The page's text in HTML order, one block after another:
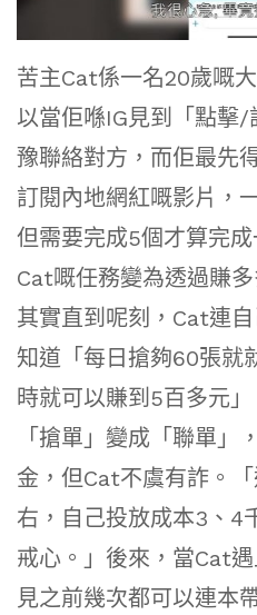
苦主Cat係一名20歲嘅
以當佢喺IG見到「點擊
豫聯絡對方，而佢最先
訂閱內地網紅嘅影片，
但需要完成5個才算完
Cat嘅任務變為透過賺
其實直到呢刻，Cat連
知道「每日搶夠60張就
時就可以賺到5百多元
「搶單」變成「聯單」
金，但Cat不虞有詐。
右，自己投放成本3、4
戒心。」後來，當Cat
見之前幾次都可以連本